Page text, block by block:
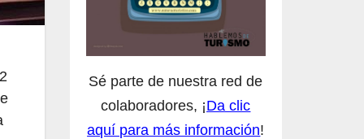
Sé parte de nuestra red de
colaboradores, ¡Da clic
aquí para más información!